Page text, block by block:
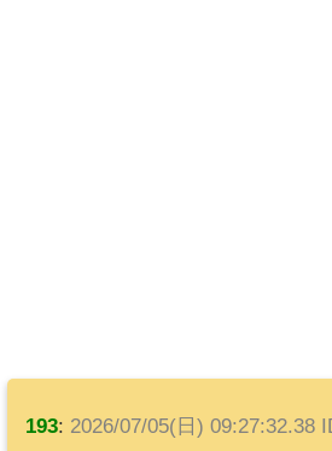
193: 2026/07/05(日) 09:27:32.38